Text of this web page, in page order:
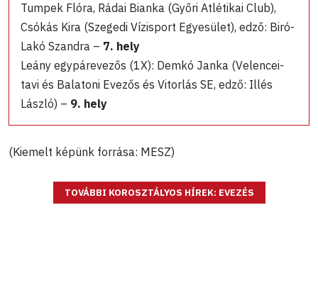
Tumpek Flóra, Rádai Bianka (Győri Atlétikai Club),
Csókás Kira (Szegedi Vízisport Egyesület), edző: Biró-
Lakó Szandra – 7. hely
Leány egypárevezős (1X): Demkó Janka (Velencei-
tavi és Balatoni Evezős és Vitorlás SE, edző: Illés
László) – 9. hely
(Kiemelt képünk forrása: MESZ)
TOVÁBBI KOROSZTÁLYOS HÍREK: EVEZÉS